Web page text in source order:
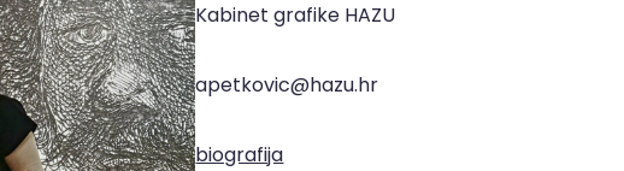
Kabinet grafike HAZU
apetkovic@hazu.hr
biografija